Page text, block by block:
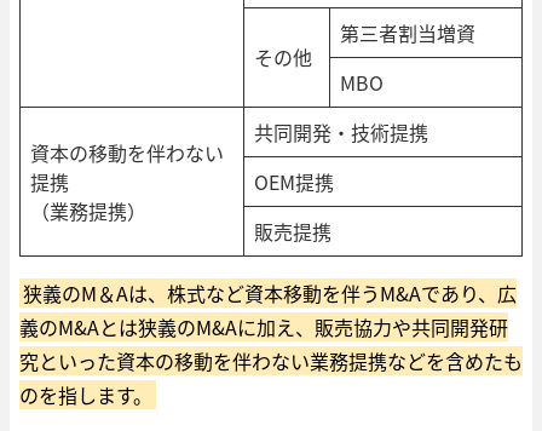
その他
第三者割当増資
MBO
資本の移動を伴わない
提携
（業務提携）
共同開発・技術提携
OEM提携
販売提携
狭義のM＆Aは、株式など資本移動を伴うM&Aであり、広
義のM&Aとは狭義のM&Aに加え、販売協力や共同開発研
究といった資本の移動を伴わない業務提携などを含めたも
のを指します。